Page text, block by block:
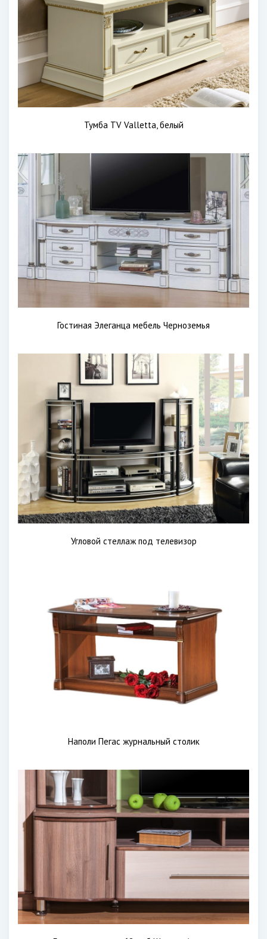
Тумба TV Valletta, белый
Гостиная Элеганца мебель Черноземья
Угловой стеллаж под телевизор
Наполи Пегас журнальный столик